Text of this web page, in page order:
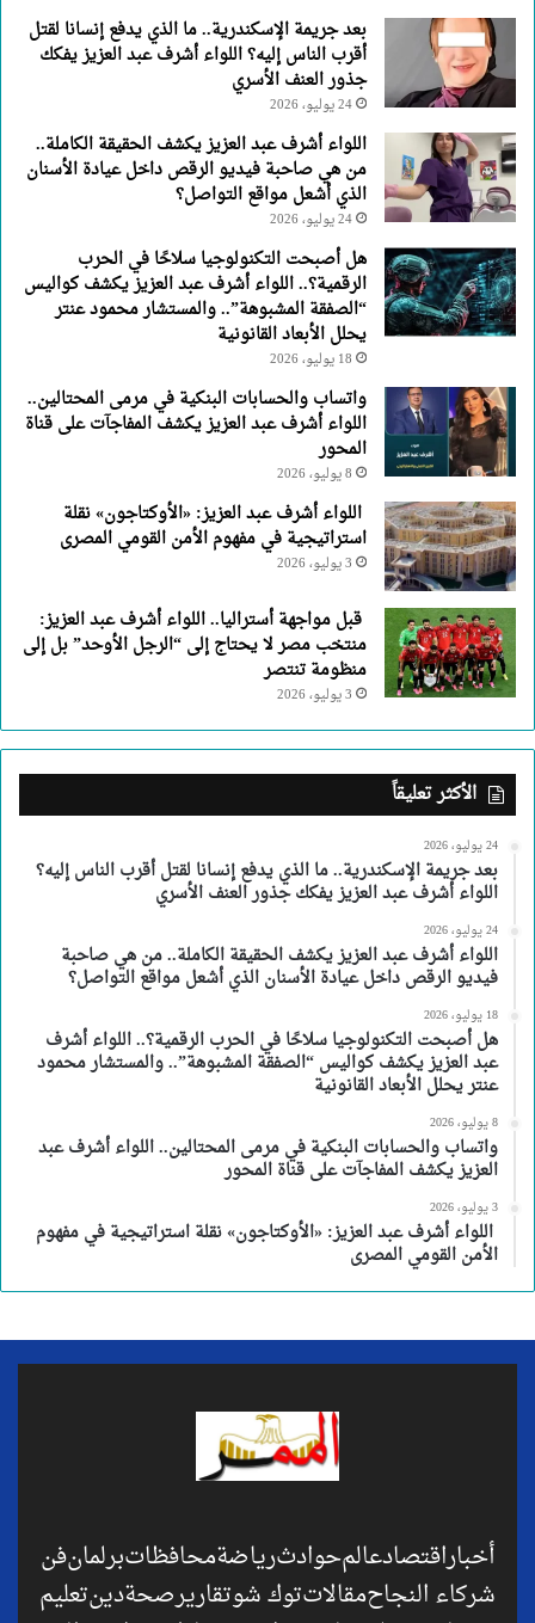
جذور
العنف
الأسري
بعد جريمة الإسكندرية.. ما الذي يدفع إنسانا لقتل
أقرب الناس إليه؟ اللواء أشرف عبد العزيز يفكك
جذور العنف الأسري
24 يوليو، 2026
اللواء أشرف عبد العزيز يكشف الحقيقة الكاملة..
من هي صاحبة فيديو الرقص داخل عيادة الأسنان
الذي أشعل مواقع التواصل؟
24 يوليو، 2026
هل أصبحت التكنولوجيا سلاحًا في الحرب
الرقمية؟.. اللواء أشرف عبد العزيز يكشف كواليس
“الصفقة المشبوهة”.. والمستشار محمود عنتر
يحلل الأبعاد القانونية
18 يوليو، 2026
واتساب والحسابات البنكية في مرمى المحتالين..
اللواء أشرف عبد العزيز يكشف المفاجآت على قناة
المحور
8 يوليو، 2026
اللواء أشرف عبد العزيز: «الأوكتاجون» نقلة
استراتيجية في مفهوم الأمن القومي المصرى
3 يوليو، 2026
قبل مواجهة أستراليا.. اللواء أشرف عبد العزيز:
منتخب مصر لا يحتاج إلى “الرجل الأوحد” بل إلى
منظومة تنتصر
3 يوليو، 2026
الأكثر تعليقاً
24 يوليو، 2026
بعد جريمة الإسكندرية.. ما الذي يدفع إنسانا لقتل أقرب الناس إليه؟
اللواء أشرف عبد العزيز يفكك جذور العنف الأسري
24 يوليو، 2026
اللواء أشرف عبد العزيز يكشف الحقيقة الكاملة.. من هي صاحبة
فيديو الرقص داخل عيادة الأسنان الذي أشعل مواقع التواصل؟
18 يوليو، 2026
هل أصبحت التكنولوجيا سلاحًا في الحرب الرقمية؟.. اللواء أشرف
عبد العزيز يكشف كواليس “الصفقة المشبوهة”.. والمستشار محمود
عنتر يحلل الأبعاد القانونية
8 يوليو، 2026
واتساب والحسابات البنكية في مرمى المحتالين.. اللواء أشرف عبد
العزيز يكشف المفاجآت على قناة المحور
3 يوليو، 2026
اللواء أشرف عبد العزيز: «الأوكتاجون» نقلة استراتيجية في مفهوم
الأمن القومي المصرى
أخباراقتصادعالمحوادثرياضةمحافظاتبرلمانفن
شركاء النجاحمقالاتتوك شوتقاريرصحةدينتعليم